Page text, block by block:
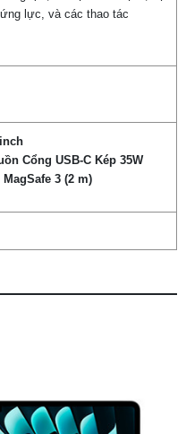
lực, và các thao tác
Cổng USB-C Kép 35W
3 (2 m)